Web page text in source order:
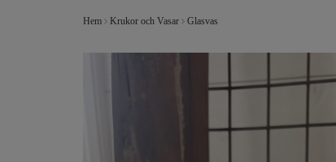
Hem Krukor och Vasar Glasvas